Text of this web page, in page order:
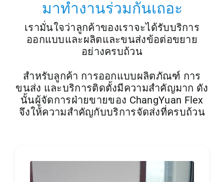
บทความทา
บริการ
มาทำงานร่วมกันเถอะ
เรามั่นใจว่าลูกค้าของเราจะได้รับบริการ
ออกแบบและผลิตและขนส่งข้อต่อขยาย
อย่างครบถ้วน
สำหรับลูกค้า การออกแบบผลิตภัณฑ์ การ
ขนส่ง และบริการติดตั้งมีความสำคัญมาก ดัง
นั้นผู้จัดการฝ่ายขายของ ChangYuan Flex
จึงให้ความสำคัญกับบริการจัดส่งที่ครบถ้วน